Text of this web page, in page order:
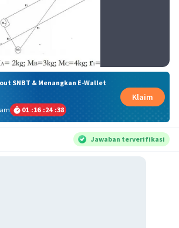
SNBT & Menangkan E-Wallet
01 :16 :24 :37
Klaim
Jawaban terverifikasi